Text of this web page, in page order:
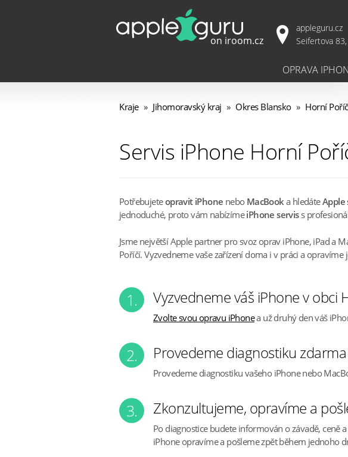
appleguru.cz
Seifertova
OPRAVA
Kraje » Jihomoravský kraj » Okres Blansko » Horní
Servis iPhone Horní
Potřebujeteopravit iPhone neboMacBooka hledáteApple
jednoduché, proto vám nabízímeiPhone serviss
Jsme největší Apple partner pro svoz oprav iPhone, iPad a
Poříčí. Vyzvedneme vaše zařízení doma i v práci a opravíme
1. Vyzvedneme váš iPhone v obci
Zvolte svou opravu iPhonea už druhý den váš
2. Provedeme diagnostiku zdarma
Provedeme diagnostiku vašeho iPhone nebo
3. Zkonzultujeme, opravíme a
Po diagnostice budete informován o závadě, ceně
iPhone opravíme a pošleme zpět během jednoho